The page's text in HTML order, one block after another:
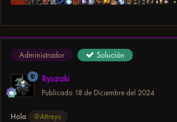
Administrador Solución
Ryuzaki
Publicado 18 de Diciembre del 2024
Hola @Attreyu